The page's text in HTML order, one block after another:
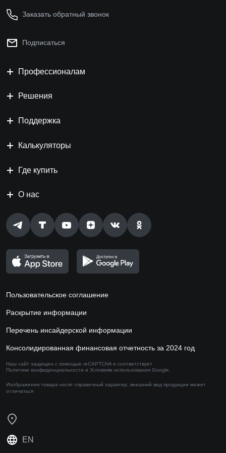
Заказать обратный звонок
Подписаться
Профессионалам
Решения
Поддержка
Калькуляторы
Где купить
О нас
Пользовательское соглашение
Раскрытие информации
Перечень инсайдерской информации
Консолидированная финансовая отчетность за 2024 год
Наш сайт защищен с помощью reCAPTCHA и соответствует
Политике конфиденциальности и Условиям использования Google.
Изображения товара носят справочный характер, внешний вид продукции может
отличаться
EN